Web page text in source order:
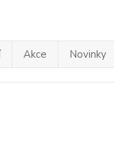
Akce Novinky